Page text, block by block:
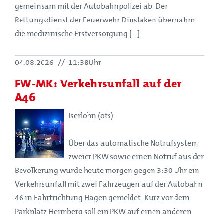
gemeinsam mit der Autobahnpolizei ab. Der
Rettungsdienst der Feuerwehr Dinslaken übernahm
die medizinische Erstversorgung [...]
04.08.2026 // 11:38Uhr
FW-MK: Verkehrsunfall auf der
A46
Iserlohn (ots) -
Über das automatische Notrufsystem
zweier PKW sowie einen Notruf aus der
Bevölkerung wurde heute morgen gegen 3:30 Uhr ein
Verkehrsunfall mit zwei Fahrzeugen auf der Autobahn
46 in Fahrtrichtung Hagen gemeldet. Kurz vor dem
Parkplatz Heimberg soll ein PKW auf einen anderen